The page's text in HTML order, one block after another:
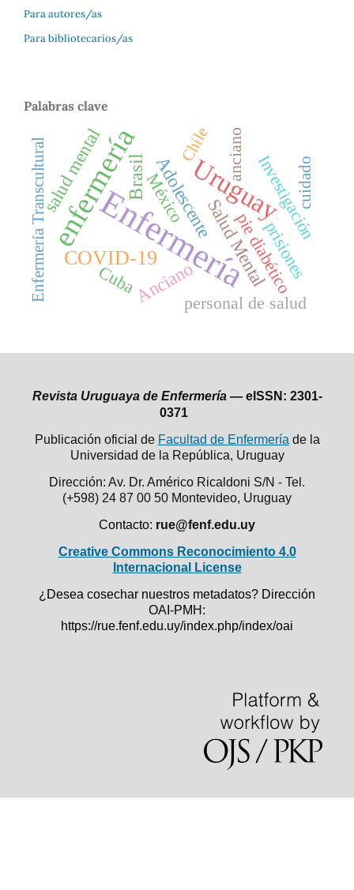
Para autores/as
Para bibliotecarios/as
Palabras clave
Enfermería
enfermería Uruguay
COVID-19
BrasilAdolescente
AncianoSalud Mental
salud mental
pie diabético
Investigación
prisiones
México
Cuba
personal de salud
anciano
Enfermería Transcultural Chile
cuidado
Revista Uruguaya de Enfermería — eISSN: 2301-
0371
Publicación oficial de Facultad de Enfermería de la
Universidad de la República, Uruguay
Dirección: Av. Dr. Américo Ricaldoni S/N - Tel.
(+598) 24 87 00 50 Montevideo, Uruguay
Contacto: rue@fenf.edu.uy
Creative Commons Reconocimiento 4.0
Internacional License
¿Desea cosechar nuestros metadatos? Dirección
OAI-PMH:
https://rue.fenf.edu.uy/index.php/index/oai